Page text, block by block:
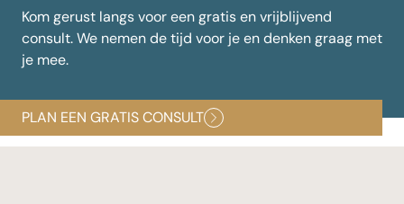
Kom gerust langs voor een gratis en vrijblijvend
consult. We nemen de tijd voor je en denken graag met
je mee.
PLAN EEN GRATIS CONSULT